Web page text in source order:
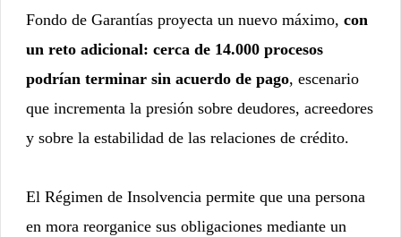
Fondo de Garantías proyecta un nuevo máximo,con
un reto adicional: cerca de 14.000 procesos
podrían terminar sin acuerdo de pago, escenario
que incrementa la presión sobre deudores, acreedores
y sobre la estabilidad de las relaciones de crédito.
El Régimen de Insolvencia permite que una persona
en mora reorganice sus obligaciones mediante un